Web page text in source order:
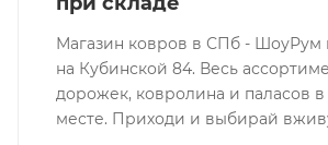
Магазин ковров в СПб - ШоуРум
на Кубинской 84. Весь
дорожек, ковролина и паласов
месте. Приходи и выбирай